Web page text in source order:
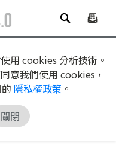
用 cookies 分析技術。
意我們使用 cookies，
隱私權政策 。
關閉